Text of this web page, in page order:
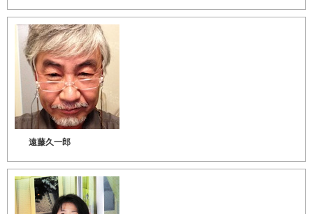
遠藤久一郎